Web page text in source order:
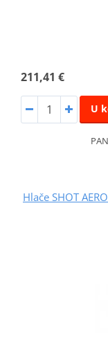
211,41 €
U
Hlače SHOT